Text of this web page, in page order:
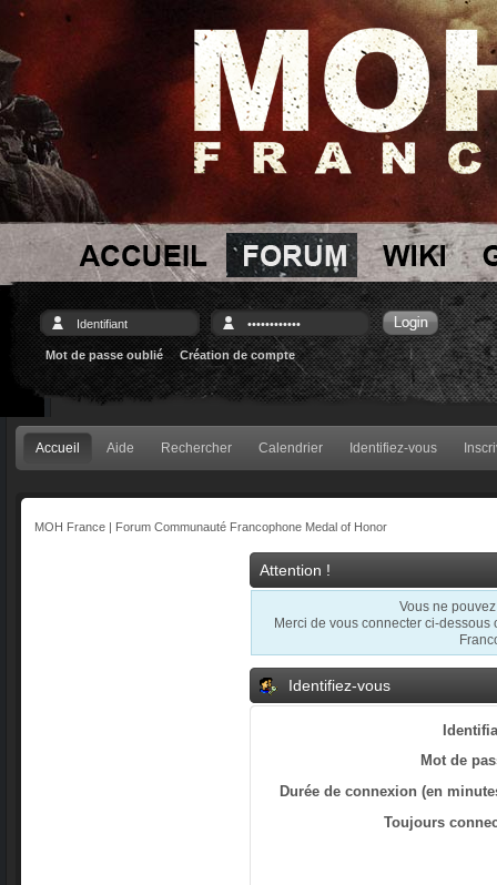
Mot de passe oublié Création de compte
Accueil Aide Rechercher Calendrier Identifiez-vous
MOH France | Forum Communauté Francophone Medal of Honor
Attention !
Vous ne
Merci de vous connecter ci-dessous
Identifiez-vous
Mot de
Durée de connexion (en
Toujours